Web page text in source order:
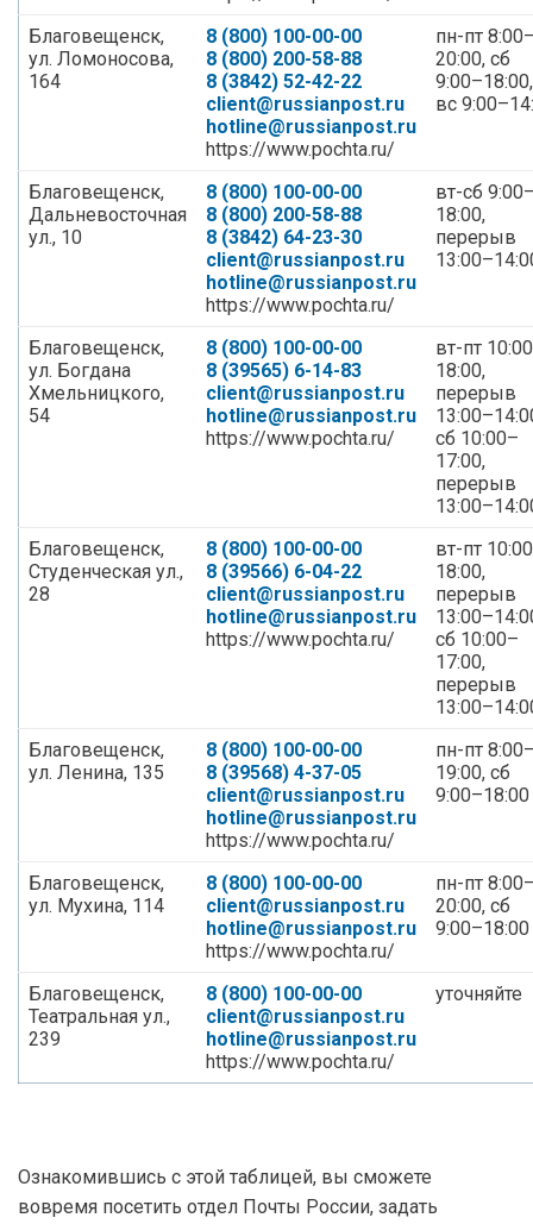
Благовещенск,
ул. Ломоносова,
164
8 (800) 100-00-00
8 (800) 200-58-88
8 (3842) 52-42-22
client@russianpost.ru
hotline@russianpost.ru
https://www.pochta.ru/
пн-пт
20:00, сб
9:00–18:00,
вс
Благовещенск,
Дальневосточная
ул., 10
8 (800) 100-00-00
8 (800) 200-58-88
8 (3842) 64-23-30
client@russianpost.ru
hotline@russianpost.ru
https://www.pochta.ru/
вт-сб
18:00,
перерыв
Благовещенск,
ул. Богдана
Хмельницкого,
54
8 (800) 100-00-00
8 (39565) 6-14-83
client@russianpost.ru
hotline@russianpost.ru
https://www.pochta.ru/
вт-пт
18:00,
перерыв
сб 10:00–
17:00,
перерыв
Благовещенск,
Студенческая ул.,
28
8 (800) 100-00-00
8 (39566) 6-04-22
client@russianpost.ru
hotline@russianpost.ru
https://www.pochta.ru/
вт-пт
18:00,
перерыв
сб 10:00–
17:00,
перерыв
Благовещенск,
ул. Ленина, 135
8 (800) 100-00-00
8 (39568) 4-37-05
client@russianpost.ru
hotline@russianpost.ru
https://www.pochta.ru/
пн-пт
19:00, сб
9:00–18:00
Благовещенск,
ул. Мухина, 114
8 (800) 100-00-00
client@russianpost.ru
hotline@russianpost.ru
https://www.pochta.ru/
пн-пт
20:00, сб
9:00–18:00
Благовещенск,
Театральная ул.,
239
8 (800) 100-00-00
client@russianpost.ru
hotline@russianpost.ru
https://www.pochta.ru/
уточняйте
Ознакомившись с этой таблицей, вы сможете
вовремя посетить отдел Почты России, задать